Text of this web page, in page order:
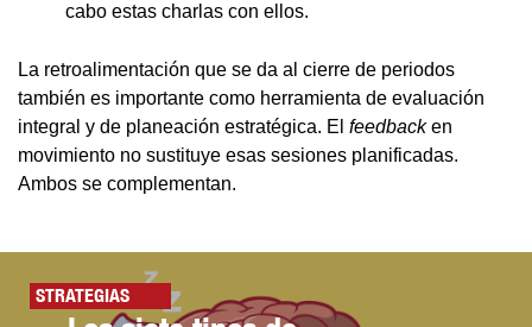
cabo estas charlas con ellos.
La retroalimentación que se da al cierre de periodos
también es importante como herramienta de evaluación
integral y de planeación estratégica. El feedbacken
movimiento no sustituye esas sesiones planificadas.
Ambos se complementan.
STRATEGIAS